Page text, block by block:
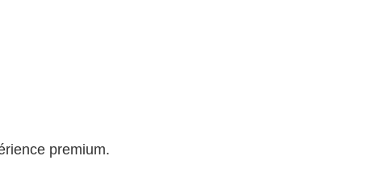
premium.